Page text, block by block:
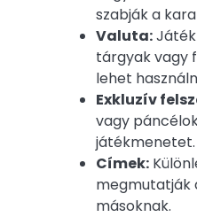
szabják a
Valuta:
tárgyak vagy
lehet
Exkluzív
vagy
játékmenetet.
Címek:
megmutatják
másoknak.